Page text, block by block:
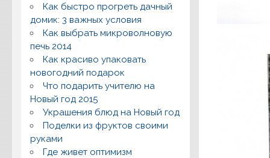
Как быстро прогреть дачный
домик: 3 важных условия
Как выбрать микроволновую
печь 2014
Как красиво упаковать
новогодний подарок
Что подарить учителю на
Новый год 2015
Украшения блюд на Новый год
Поделки из фруктов своими
руками
Где живет оптимизм